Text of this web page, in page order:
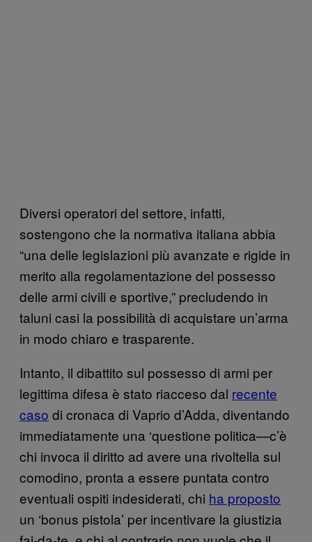
Diversi operatori del settore, infatti,
sostengono che la normativa italiana abbia
“una delle legislazioni più avanzate e rigide in
merito alla regolamentazione del possesso
delle armi civili e sportive,” precludendo in
taluni casi la possibilità di acquistare un’arma
in modo chiaro e trasparente.
Intanto, il dibattito sul possesso di armi per
legittima difesa è stato riacceso dal recente
caso di cronaca di Vaprio d’Adda, diventando
immediatamente una ‘questione politica—c’è
chi invoca il diritto ad avere una rivoltella sul
comodino, pronta a essere puntata contro
eventuali ospiti indesiderati, chi ha proposto
un ‘bonus pistola’ per incentivare la giustizia